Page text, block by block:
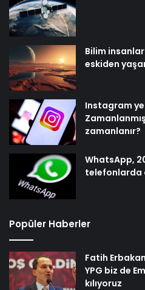
Bilim
eskiden
Instagram
zamanlanır?
WhatsApp,
telefonlarda
Popüler Haberler
Fatih
YPG biz de
kılıyoruz